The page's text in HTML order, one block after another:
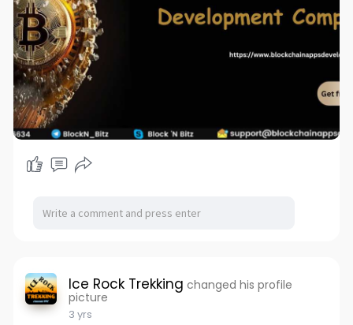
Ice Rock Trekking changed his profile
picture
3 yrs